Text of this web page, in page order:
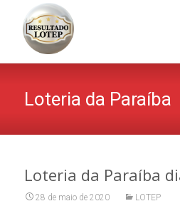
Loteria da Paraíba
Loteria da Paraíba
28 de maio de 2020 LOTEP